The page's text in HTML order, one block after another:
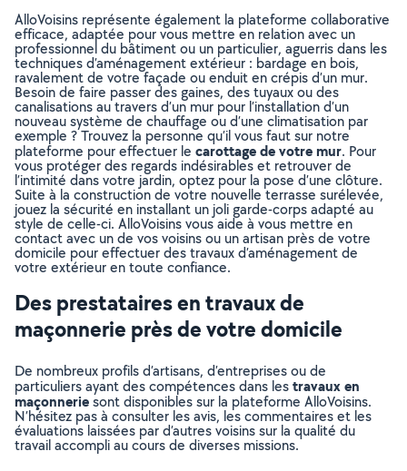
AlloVoisins représente également la plateforme collaborative
efficace, adaptée pour vous mettre en relation avec un
professionnel du bâtiment ou un particulier, aguerris dans les
techniques d’aménagement extérieur : bardage en bois,
ravalement de votre façade ou enduit en crépis d’un mur.
Besoin de faire passer des gaines, des tuyaux ou des
canalisations au travers d’un mur pour l’installation d’un
nouveau système de chauffage ou d’une climatisation par
exemple ? Trouvez la personne qu’il vous faut sur notre
plateforme pour effectuer le carottage de votre mur. Pour
vous protéger des regards indésirables et retrouver de
l’intimité dans votre jardin, optez pour la pose d’une clôture.
Suite à la construction de votre nouvelle terrasse surélevée,
jouez la sécurité en installant un joli garde-corps adapté au
style de celle-ci. AlloVoisins vous aide à vous mettre en
contact avec un de vos voisins ou un artisan près de votre
domicile pour effectuer des travaux d’aménagement de
votre extérieur en toute confiance.
Des prestataires en travaux de
maçonnerie près de votre domicile
De nombreux profils d’artisans, d’entreprises ou de
particuliers ayant des compétences dans lestravaux en
maçonneriesont disponibles sur la plateforme AlloVoisins.
N’hésitez pas à consulter les avis, les commentaires et les
évaluations laissées par d’autres voisins sur la qualité du
travail accompli au cours de diverses missions.